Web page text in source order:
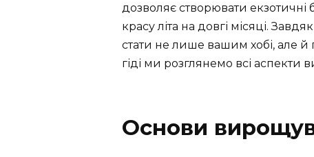
дозволяє створювати екзотичні
красу літа на довгі місяці.
стати не лише вашим хобі, але
гіді ми розглянемо всі аспекти
Основи